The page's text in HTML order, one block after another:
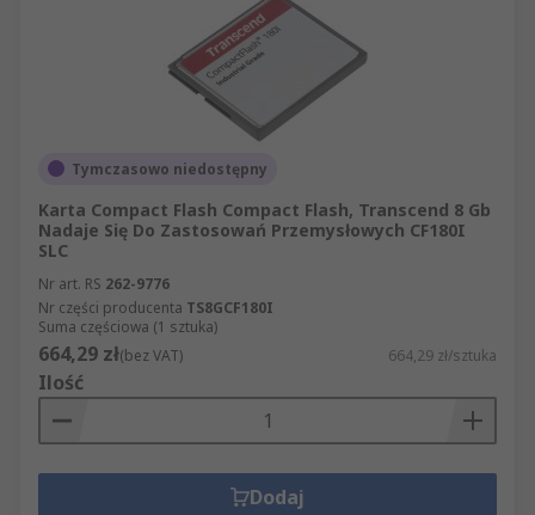
Tymczasowo niedostępny
Karta Compact Flash Compact Flash, Transcend 8 Gb
Nadaje Się Do Zastosowań Przemysłowych CF180I
SLC
Nr art. RS 262-9776
Nr części producenta TS8GCF180I
Suma częściowa (1 sztuka)
664,29 zł(bez VAT) 664,29 zł/sztuka
Ilość
Dodaj